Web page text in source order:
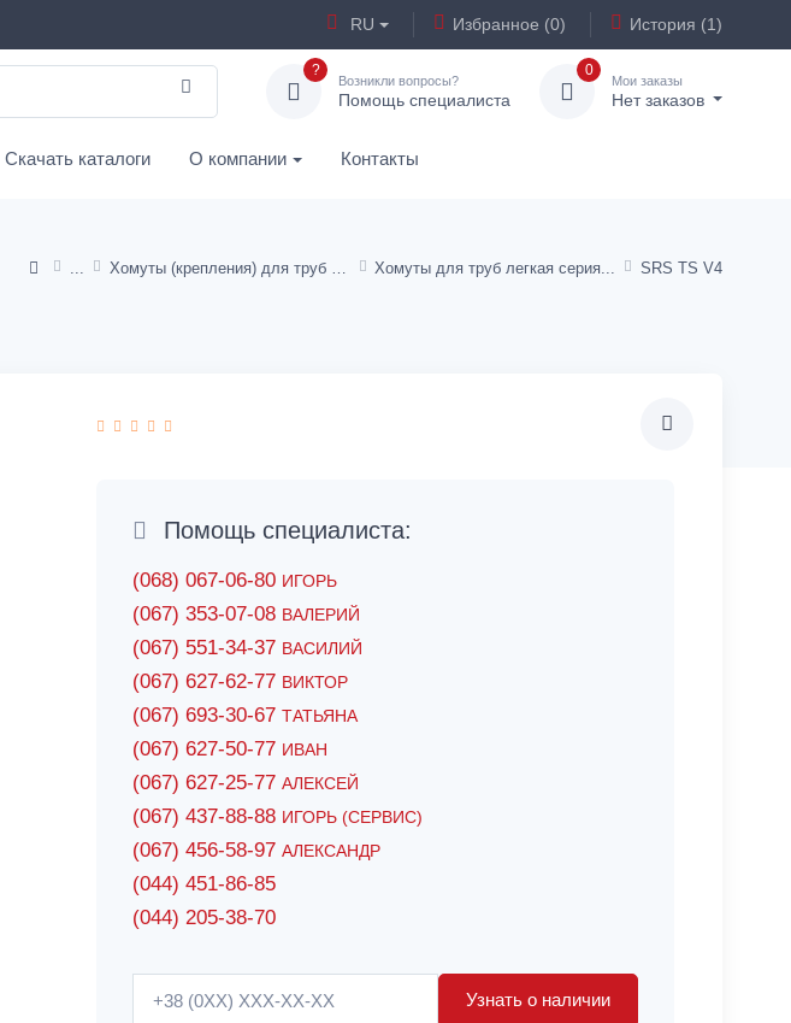
RU Избранное (0) История (1)
?
Возникли вопросы?
Помощь специалиста
0
Мои заказы
Нет заказов
Скачать каталоги О компании Контакты
Хомуты (крепления) для труб и шлангов Хомуты для труб легкая серия SRS TS V4
Помощь специалиста:
(068) 067-06-80 ИГОРЬ
(067) 353-07-08 ВАЛЕРИЙ
(067) 551-34-37 ВАСИЛИЙ
(067) 627-62-77 ВИКТОР
(067) 693-30-67 ТАТЬЯНА
(067) 627-50-77 ИВАН
(067) 627-25-77 АЛЕКСЕЙ
(067) 437-88-88 ИГОРЬ (СЕРВИС)
(067) 456-58-97 АЛЕКСАНДР
(044) 451-86-85
(044) 205-38-70
Узнать о наличии